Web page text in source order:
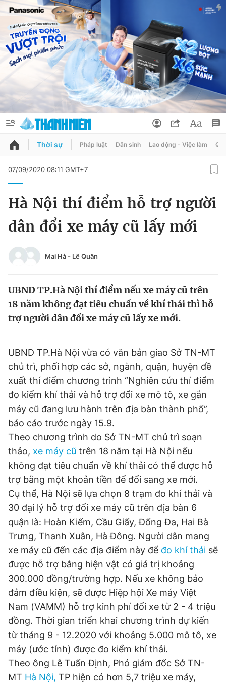
QUẢNG CÁO
Chuyên mục
Chào ngày mới
Tin thị trường Tin 360
Video Magazine
Tiện ích Bạn cần biết
Thông tin tòa soạn Liên hệ quảng cáo
Đọc Thanh Niên trên điện thoại
Theo dõi báo trên
Hotline
0906 645 777
Liên hệ quảng cáo
0908 780 404
Đặt báo Quảng cáo RSS Tòa soạn Chính sách bảo
Tổng biên tập: Nguyễn Ngọc Toàn
Phó tổng biên tập thường trực: Hải Thành
Phó tổng biên tập: Lâm Hiếu Dũng
Phó tổng biên tập: Trần Việt Hưng
Tổng thư ký tòa soạn: Đức Trung
Đổi mật khẩu
Tin đã lưu
Tin đã xem
Thời sự Pháp luật Dân sinh Lao động - Việc làm
07/09/2020 08:11 GMT+7
Hà Nội thí điểm hỗ trợ người
dân đổi xe máy cũ lấy mới
Mai Hà - Lê Quân
UBND TP.Hà Nội thí điểm nếu xe máy cũ trên
18 năm không đạt tiêu chuẩn về khí thải thì hỗ
trợ người dân đổi xe máy cũ lấy xe mới.
UBND TP.Hà Nội vừa có văn bản giao Sở TN-MT
chủ trì, phối hợp các sở, ngành, quận, huyện đề
xuất thí điểm chương trình “Nghiên cứu thí điểm
đo kiểm khí thải và hỗ trợ đổi xe mô tô, xe gắn
máy cũ đang lưu hành trên địa bàn thành phố”,
báo cáo trước ngày 15.9.
Theo chương trình do Sở TN-MT chủ trì soạn
thảo, xe máy cũ trên 18 năm tại Hà Nội nếu
không đạt tiêu chuẩn về khí thải có thể được hỗ
trợ bằng một khoản tiền để đổi sang xe mới.
Cụ thể, Hà Nội sẽ lựa chọn 8 trạm đo khí thải và
30 đại lý hỗ trợ đổi xe máy cũ trên địa bàn 6
quận là: Hoàn Kiếm, Cầu Giấy, Đống Đa, Hai Bà
Trưng, Thanh Xuân, Hà Đông. Người dân mang
xe máy cũ đến các địa điểm này để đo khí thải sẽ
được hỗ trợ bằng hiện vật có giá trị khoảng
300.000 đồng/trường hợp. Nếu xe không bảo
đảm điều kiện, sẽ được Hiệp hội Xe máy Việt
Nam (VAMM) hỗ trợ kinh phí đổi xe từ 2 - 4 triệu
đồng. Thời gian triển khai chương trình dự kiến
từ tháng 9 - 12.2020 với khoảng 5.000 mô tô, xe
máy (ước tính) được đo kiểm khí thải.
Theo ông Lê Tuấn Định, Phó giám đốc Sở TN-
MT Hà Nội, TP hiện có hơn 5,7 triệu xe máy,